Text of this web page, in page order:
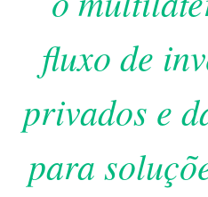
fluxo de
privados e
para